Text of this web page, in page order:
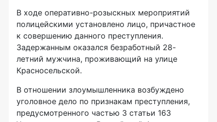
В ходе оперативно-розыскных мероприятий
полицейскими установлено лицо, причастное
к совершению данного преступления.
Задержанным оказался безработный 28-
летний мужчина, проживающий на улице
Красносельской.
В отношении злоумышленника возбуждено
уголовное дело по признакам преступления,
предусмотренного частью 3 статьи 163